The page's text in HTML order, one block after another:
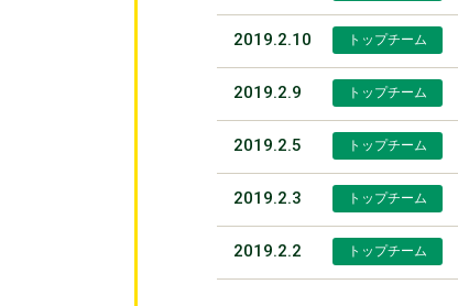
2019.2.10 トップチーム
2019.2.9 トップチーム
2019.2.5 トップチーム
2019.2.3 トップチーム
2019.2.2 トップチーム